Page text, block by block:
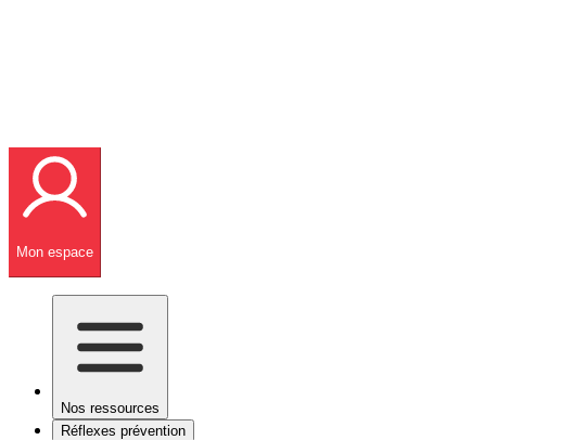
Mon espace
Nos ressources
Réflexes prévention